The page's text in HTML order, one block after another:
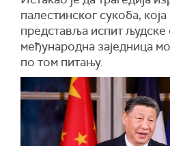
палестинског сукоба,
представља испит људске
међународна заједница
по том питању.